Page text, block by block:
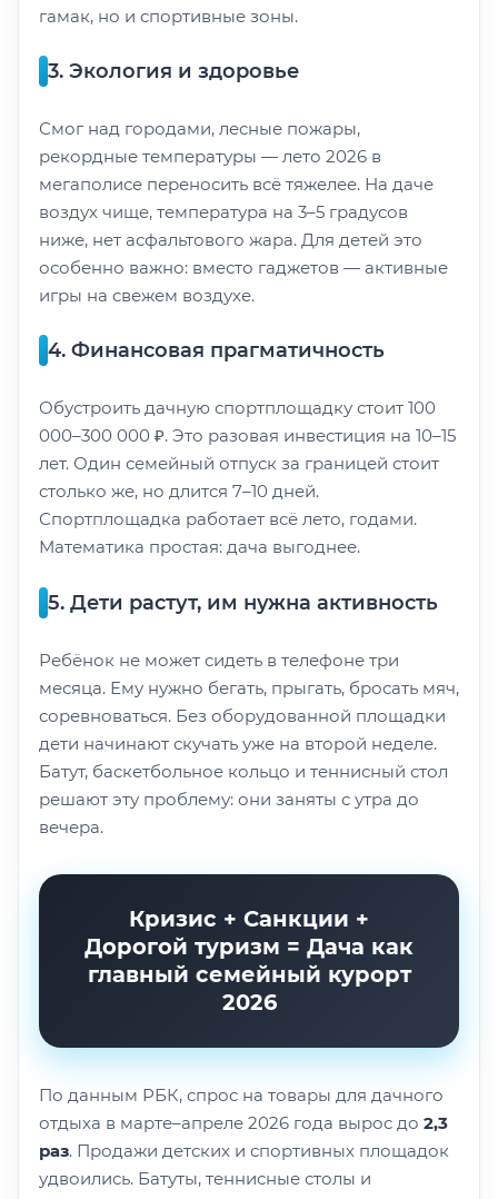
гамак, но и спортивные зоны.
3. Экология и здоровье
Смог над городами, лесные пожары,
рекордные температуры — лето 2026 в
мегаполисе переносить всё тяжелее. На даче
воздух чище, температура на 3–5 градусов
ниже, нет асфальтового жара. Для детей это
особенно важно: вместо гаджетов — активные
игры на свежем воздухе.
4. Финансовая прагматичность
Обустроить дачную спортплощадку стоит 100
000–300 000 ₽. Это разовая инвестиция на 10–15
лет. Один семейный отпуск за границей стоит
столько же, но длится 7–10 дней.
Спортплощадка работает всё лето, годами.
Математика простая: дача выгоднее.
5. Дети растут, им нужна активность
Ребёнок не может сидеть в телефоне три
месяца. Ему нужно бегать, прыгать, бросать мяч,
соревноваться. Без оборудованной площадки
дети начинают скучать уже на второй неделе.
Батут, баскетбольное кольцо и теннисный стол
решают эту проблему: они заняты с утра до
вечера.
Кризис + Санкции +
Дорогой туризм = Дача как
главный семейный курорт
2026
По данным РБК, спрос на товары для дачного
отдыха в марте–апреле 2026 года вырос до 2,3
раз. Продажи детских и спортивных площадок
удвоились. Батуты, теннисные столы и